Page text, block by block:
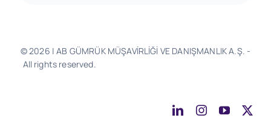
© 2026 | AB GÜMRÜK MÜŞAVİRLİĞİ VE DANIŞMANLIK A.Ş. -
All rights reserved.